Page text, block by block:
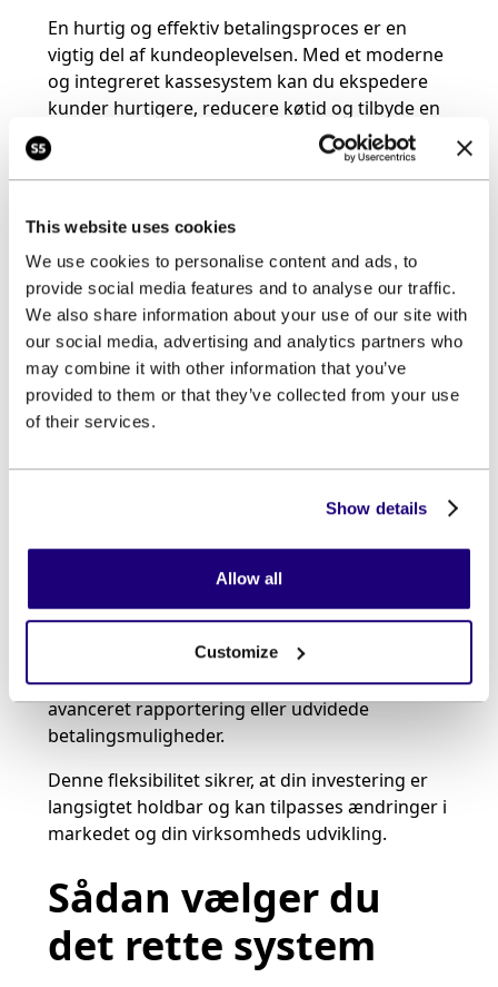
This website uses cookies
We use cookies to personalise content and ads, to
provide social media features and to analyse our traffic.
We also share information about your use of our site with
our social media, advertising and analytics partners who
may combine it with other information that you’ve
provided to them or that they’ve collected from your use
of their services.
Show details
Allow all
Customize
En hurtig og effektiv betalingsproces er en
vigtig del af kundeoplevelsen. Med et moderne
og integreret kassesystem kan du ekspedere
kunder hurtigere, reducere køtid og tilbyde en
glattere checkout-oplevelse. Samtidig giver
systemets præcise lagerstyring kunderne tillid
til, at de altid kan få de varer, de ønsker.
Kunder, der oplever en god og problemfri
service, vender oftere tilbage og anbefaler din
forretning til andre. På den måde understøtter
systemet både din kort- og langsigtede
vækststrategi.
Fleksibilitet og
skalerbarhed
designet til at vokse med din virksomhed.
Mange systemer tilbyder fleksible
tilføjelsesmuligheder, så du nemt kan udvide
ikke behøver at skifte system, når din
virksomhed vokser, men blot tilføjer nye
funktioner som kundeloyalitetsprogrammer,
avanceret rapportering eller udvidede
betalingsmuligheder.
Denne fleksibilitet sikrer, at din investering er
langsigtet holdbar og kan tilpasses ændringer i
markedet og din virksomheds udvikling.
Sådan vælger du
det rette system